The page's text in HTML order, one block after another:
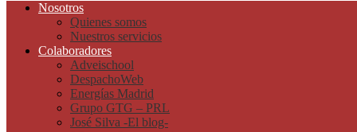
Nosotros
Quienes somos
Nuestros servicios
Colaboradores
Adveischool
DespachoWeb
Energías Madrid
Grupo GTG – PRL
José Silva -El blog-